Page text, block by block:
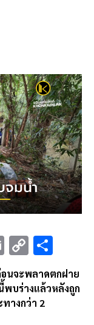
E
ai
l
C
py
Li
h
ar
นจะพลาดตกฝาย
บร่างแล้วหลังถูก
างกว่า 2